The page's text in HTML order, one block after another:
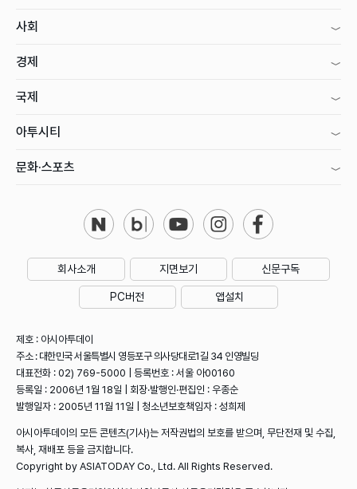
사회
경제
국제
아투시티
문화·스포츠
회사소개 지면보기 신문구독
PC버전 앱설치
제호 : 아시아투데이
주소 : 대한민국 서울특별시 영등포구 의사당대로1길 34 인영빌딩
대표전화 : 02) 769-5000 | 등록번호 : 서울 아00160
등록일 : 2006년 1월 18일 | 회장·발행인·편집인 : 우종순
발행일자 : 2005년 11월 11일 | 청소년보호책임자 : 성희제
아시아투데이의 모든 콘텐츠(기사)는 저작권법의 보호를 받으며, 무단전재 및 수집,
복사, 재배포 등을 금지합니다.
Copyright by ASIATODAY Co., Ltd. All Rights Reserved.